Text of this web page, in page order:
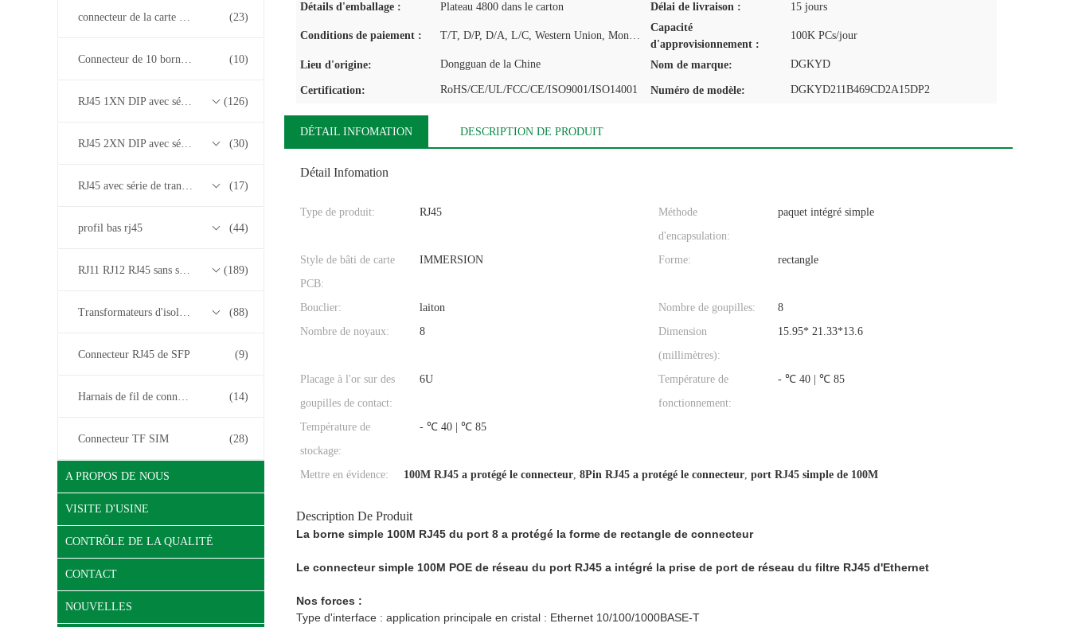
connecteur de la carte PCB rj45 (23)
Connecteur de 10 bornes RJ45 (10)
RJ45 1XN DIP avec série de transformateurs base-T 10/100/1000M (126)
RJ45 2XN DIP avec série de transformateurs base-T 10/100/1000M (30)
RJ45 avec série de transformateurs 2.5G/5G/10G Base-T (17)
profil bas rj45 (44)
RJ11 RJ12 RJ45 sans série de transformateurs (189)
Transformateurs d'isolement (88)
Connecteur RJ45 de SFP (9)
Harnais de fil de connecteur (14)
Connecteur TF SIM (28)
A PROPOS DE NOUS
VISITE D'USINE
CONTRÔLE DE LA QUALITÉ
CONTACT
NOUVELLES
Détails d'emballage : Plateau 4800 dans le carton Délai de livraison : 15 jours
Conditions de paiement : T/T, D/P, D/A, L/C, Western Union, MoneyGram
Capacité
d'approvisionnement :
100K PCs/jour
Lieu d'origine: Dongguan de la Chine Nom de marque: DGKYD
Certification: RoHS/CE/UL/FCC/CE/ISO9001/ISO14001 Numéro de modèle: DGKYD211B469CD2A15DP2
DÉTAIL INFOMATION DESCRIPTION DE PRODUIT
Détail Infomation
Type de produit: RJ45
Méthode
d'encapsulation:
paquet intégré simple
Style de bâti de carte
PCB:
IMMERSION Forme: rectangle
Bouclier: laiton Nombre de goupilles:
8
Nombre de noyaux:
8
Dimension
(millimètres):
15.95* 21.33*13.6
Placage à l'or sur des
goupilles de contact:
6U
Température de
fonctionnement:
- ℃ 40 | ℃ 85
Température de
stockage:
- ℃ 40 | ℃ 85
Mettre en évidence: 100M RJ45 a protégé le connecteur, 8Pin RJ45 a protégé le connecteur, port RJ45 simple de 100M
Description De Produit
La borne simple 100M RJ45 du port 8 a protégé la forme de rectangle de connecteur
Le connecteur simple 100M POE de réseau du port RJ45 a intégré la prise de port de réseau du filtre RJ45 d'Ethernet
Nos forces :
Type d'interface : application principale en cristal : Ethernet 10/100/1000BASE-T